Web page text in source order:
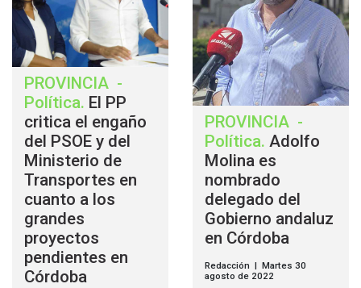
PROVINCIA -
Política. El PP
critica el engaño
del PSOE y del
Ministerio de
Transportes en
cuanto a los
grandes
proyectos
pendientes en
Córdoba
PROVINCIA -
Política. Adolfo
Molina es
nombrado
delegado del
Gobierno andaluz
en Córdoba
Redacción | Martes 30
agosto de 2022